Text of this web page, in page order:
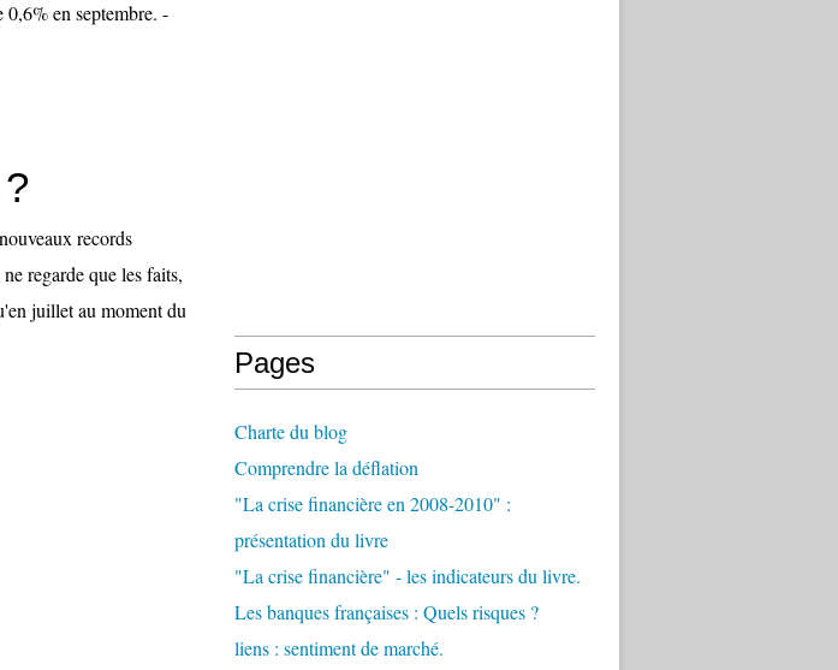
0,6% en septembre. -
records
regarde que les faits,
juillet au moment du
Pages
Charte du blog
Comprendre la déflation
"La crise financière en 2008-2010" :
présentation du livre
"La crise financière" - les indicateurs du livre.
Les banques françaises : Quels risques ?
liens : sentiment de marché.